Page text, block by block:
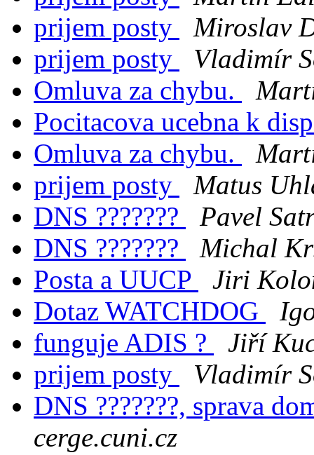
prijem posty
Miroslav
prijem posty
Vladimír
Omluva za chybu.
Pocitacova ucebna k
Omluva za chybu.
prijem posty
Matus
DNS ???????
Pavel
DNS ???????
Michal
Posta a UUCP
Jiri
Dotaz WATCHDOG
funguje ADIS ?
Jiří
prijem posty
Vladimír
DNS ???????, sprava
cerge.cuni.cz